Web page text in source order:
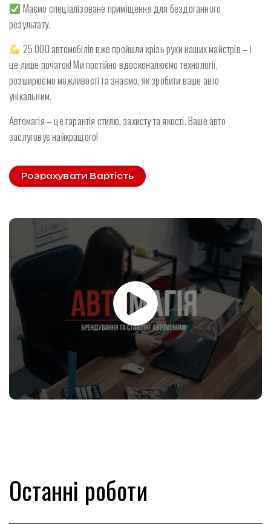
Маємо спеціалізоване приміщення для бездоганного
результату.
25 000 автомобілів вже пройшли крізь руки наших майстрів – і
це лише початок! Ми постійно вдосконалюємо технології,
розширюємо можливості та знаємо, як зробити ваше авто
унікальним.
Автомагія – це гарантія стилю, захисту та якості. Ваше авто
заслуговує найкращого!
Розрахувати Вартість
Останні роботи